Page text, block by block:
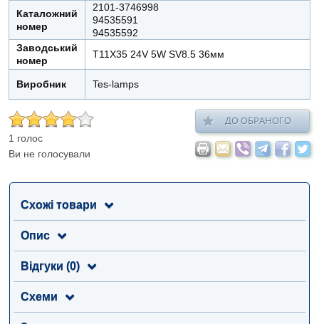
Каталожний
номер
2101-3746998
94535591
94535592
Заводський
номер
T11X35 24V 5W SV8.5 36мм
Виробник Tes-lamps
1 голос
Ви не голосували
ДО ОБРАНОГО
Схожі товари
Опис
Відгуки (0)
Схеми